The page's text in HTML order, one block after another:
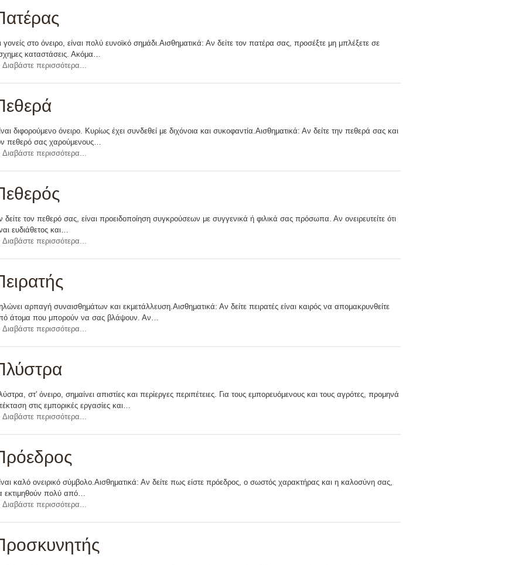
γονείς στο όνειρο, είναι πολύ ευνοϊκό σημάδι.Αισθηματικά: Αν δείτε τον πατέρα σας, προσέξτε μη μπλέξετε σε
καταστάσεις. Ακόμα…
Διαβάστε περισσότερα...
διφορούμενο όνειρο. Κυρίως έχει συνδεθεί με διχόνοια και συκοφαντία.Αισθηματικά: Αν δείτε την πεθερά σας και
πεθερό σας χαρούμενους…
Διαβάστε περισσότερα...
δείτε τον πεθερό σας, είναι προειδοποίηση συγκρούσεων με συγγενικά ή φιλικά σας πρόσωπα. Αν ονειρευτείτε ότι
ευδιάθετος και…
Διαβάστε περισσότερα...
αρπαγή συναισθημάτων και εκμετάλλευση.Αισθηματικά: Αν δείτε πειρατές είναι καιρός να απομακρυνθείτε
άτομα που μπορούν να σας βλάψουν. Αν…
Διαβάστε περισσότερα...
στ' όνειρο, σημαίνει απιστίες και περίεργες περιπέτειες. Για τους εμπορευόμενους και τους αγρότες, προμηνά
στις εμπορικές εργασίες και…
Διαβάστε περισσότερα...
καλό ονειρικό σύμβολο.Αισθηματικά: Αν δείτε πως είστε πρόεδρος, ο σωστός χαρακτήρας και η καλοσύνη σας,
εκτιμηθούν πολύ από…
Διαβάστε περισσότερα...